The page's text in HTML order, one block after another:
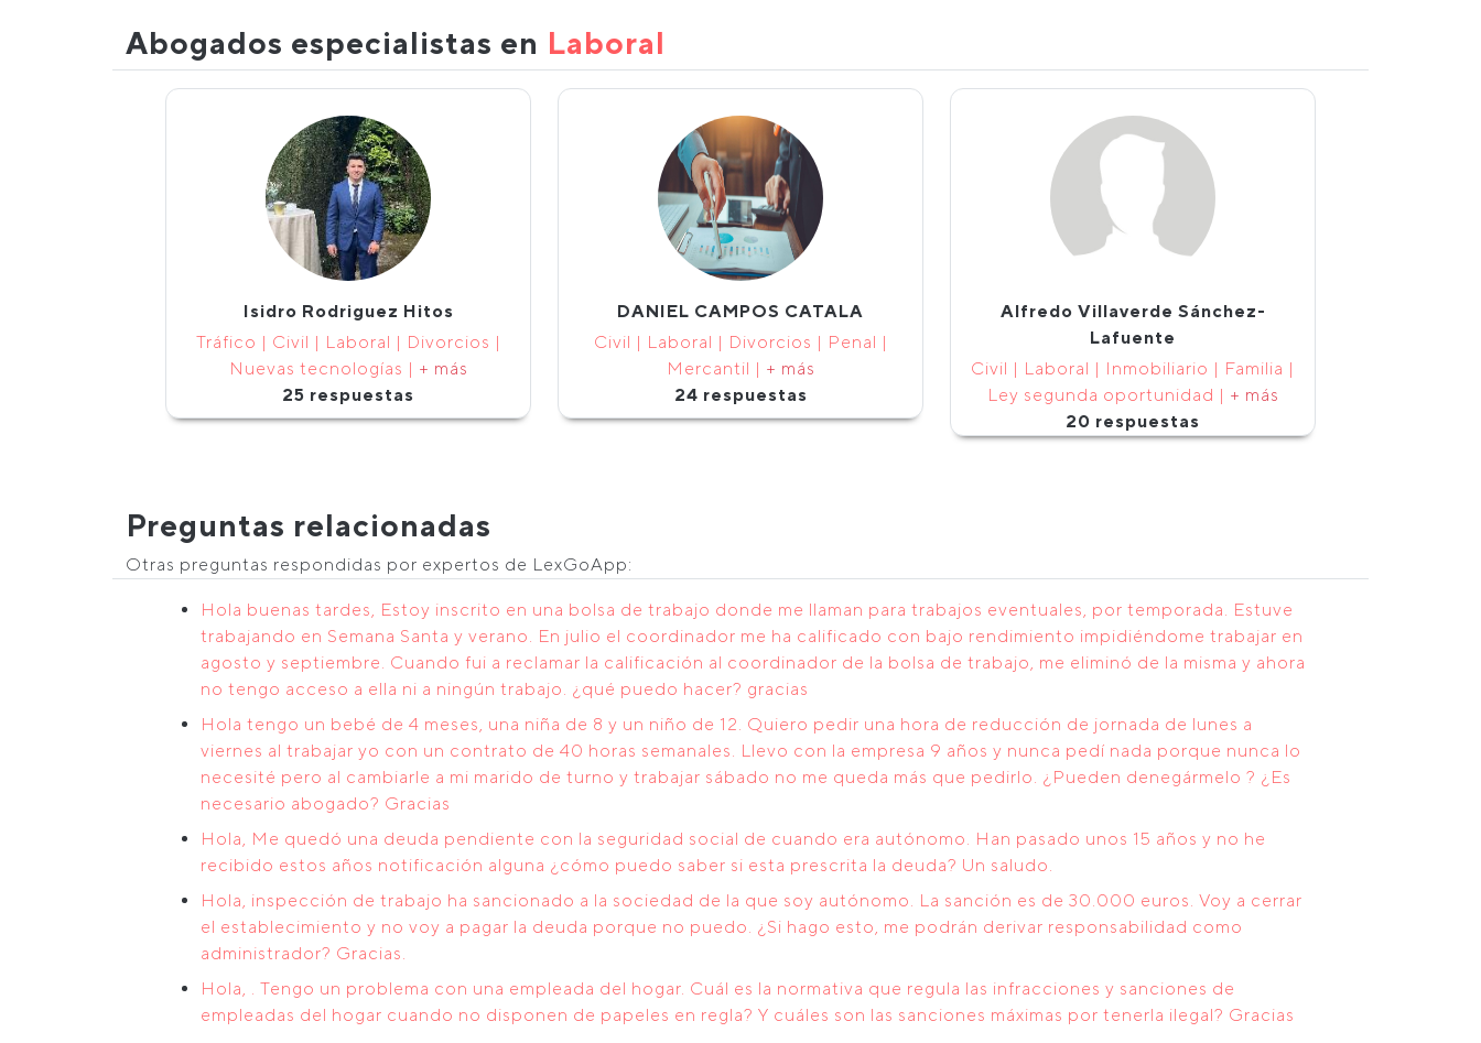
Abogados especialistas en Laboral
Isidro Rodriguez Hitos
Tráfico | Civil | Laboral | Divorcios |
Nuevas tecnologías | + más
25 respuestas
DANIEL CAMPOS CATALA
Civil | Laboral | Divorcios | Penal |
Mercantil | + más
24 respuestas
Alfredo Villaverde Sánchez-
Lafuente
Civil | Laboral | Inmobiliario | Familia |
Ley segunda oportunidad | + más
20 respuestas
Preguntas relacionadas
Otras preguntas respondidas por expertos de LexGoApp:
Hola buenas tardes, Estoy inscrito en una bolsa de trabajo donde me llaman para trabajos eventuales, por temporada. Estuve
trabajando en Semana Santa y verano. En julio el coordinador me ha calificado con bajo rendimiento impidiéndome trabajar en
agosto y septiembre. Cuando fui a reclamar la calificación al coordinador de la bolsa de trabajo, me eliminó de la misma y ahora
no tengo acceso a ella ni a ningún trabajo. ¿qué puedo hacer? gracias
Hola tengo un bebé de 4 meses, una niña de 8 y un niño de 12. Quiero pedir una hora de reducción de jornada de lunes a
viernes al trabajar yo con un contrato de 40 horas semanales. Llevo con la empresa 9 años y nunca pedí nada porque nunca lo
necesité pero al cambiarle a mi marido de turno y trabajar sábado no me queda más que pedirlo. ¿Pueden denegármelo ? ¿Es
necesario abogado? Gracias
Hola, Me quedó una deuda pendiente con la seguridad social de cuando era autónomo. Han pasado unos 15 años y no he
recibido estos años notificación alguna ¿cómo puedo saber si esta prescrita la deuda? Un saludo.
Hola, inspección de trabajo ha sancionado a la sociedad de la que soy autónomo. La sanción es de 30.000 euros. Voy a cerrar
el establecimiento y no voy a pagar la deuda porque no puedo. ¿Si hago esto, me podrán derivar responsabilidad como
administrador? Gracias.
Hola, . Tengo un problema con una empleada del hogar. Cuál es la normativa que regula las infracciones y sanciones de
empleadas del hogar cuando no disponen de papeles en regla? Y cuáles son las sanciones máximas por tenerla ilegal? Gracias